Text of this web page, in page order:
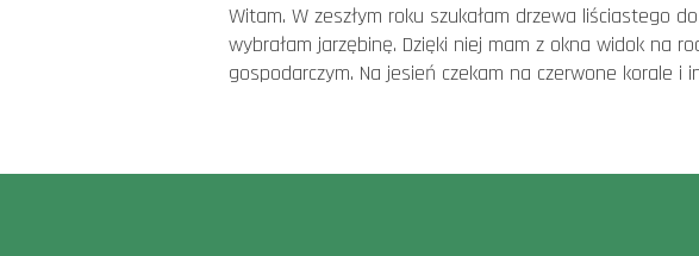
Witam. W zeszłym roku szukałam drzewa liściastego
wybrałam jarzębinę. Dzięki niej mam z okna widok na
gospodarczym. Na jesień czekam na czerwone korale